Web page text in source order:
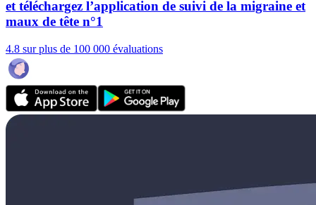
et téléchargez l’application de suivi de la migraine et
maux de tête n°1
4.8 sur plus de 100 000 évaluations